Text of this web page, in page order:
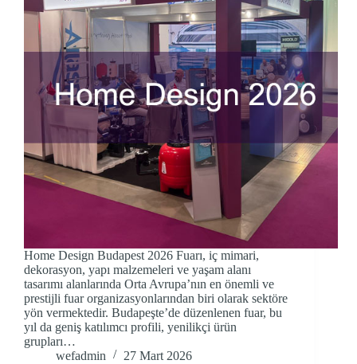
Home Design Budapest 2026 Fuarı, iç mimari,
dekorasyon, yapı malzemeleri ve yaşam alanı
tasarımı alanlarında Orta Avrupa’nın en önemli ve
prestijli fuar organizasyonlarından biri olarak sektöre
yön vermektedir. Budapeşte’de düzenlenen fuar, bu
yıl da geniş katılımcı profili, yenilikçi ürün
grupları…
wefadmin
27 Mart 2026